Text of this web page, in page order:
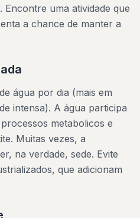
Encontre uma atividade que
a chance de manter a
água por dia (mais em
intensa). A água participa
metabolicos e
Muitas vezes, a
na verdade, sede. Evite
que adicionam